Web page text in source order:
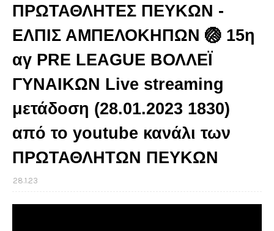
ΠΡΩΤΑΘΛΗΤΕΣ ΠΕΥΚΩΝ -
ΕΛΠΙΣ ΑΜΠΕΛΟΚΗΠΩΝ 🏐 15η
αγ PRE LEAGUE ΒΟΛΛΕΪ
ΓΥΝΑΙΚΩΝ Live streaming
μετάδοση (28.01.2023 1830)
από το youtube κανάλι των
ΠΡΩΤΑΘΛΗΤΩΝ ΠΕΥΚΩΝ
28.1.23